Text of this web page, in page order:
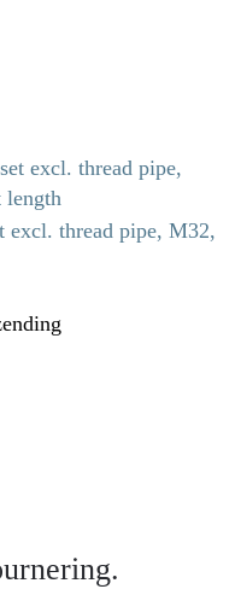
excl. thread pipe, M32,